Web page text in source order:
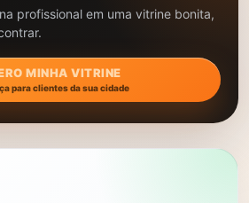
profissional em uma vitrine bonita,
MINHA VITRINE
para clientes da sua cidade